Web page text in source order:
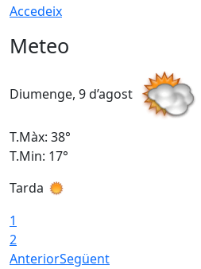
Accedeix
Meteo
Diumenge, 9 d’agost
T.Màx: 38°
T.Min: 17°
Tarda
1
2
AnteriorSegüent